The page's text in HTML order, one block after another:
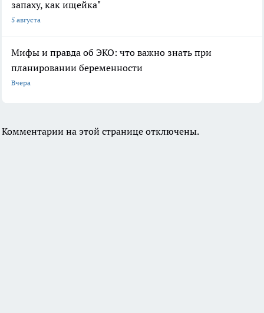
запаху, как ищейка"
5 августа
Мифы и правда об ЭКО: что важно знать при
планировании беременности
Вчера
Комментарии на этой странице отключены.